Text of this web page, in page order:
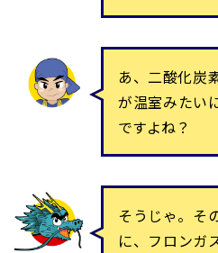
あ、二酸化炭
が温室みたい
ですよね？
そうじゃ。そ
に、フロンガ